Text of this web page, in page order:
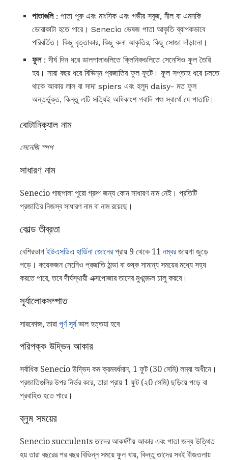
পাতাগুলি: পাতা পুরু এবং মাংসিক এবং গভীর সবুজ, নীল বা এমনকি
ডোরাকাটা হতে পারে। Senecio ভেষজ পাতা আকৃতি ব্যাপকভাবে
পরিবর্তিত। কিছু বৃত্তাকার, কিছু কলা আকৃতির, কিছু সোজা দাঁড়ানো।
ফুল: দীর্ঘ দিন ধরে ডালপালাগুলিতে ক্লিনিকগুলিতে সেনেসিও ফুল তৈরি
হয়। সারা বছর ধরে বিভিন্ন প্রজাতির ফুল ফুটে। ফুল সপ্তাহ ধরে চলতে
থাকে আকার লাল বা সাদা spiers এবং হলুদ daisy- মত ফুল
অন্তর্ভুক্ত, কিন্তু এটি সত্যিই অধিকাংশ গবাদি পশু স্বার্থে যে পাতাটি।
বোটানিক্যাল নাম
সেনেজি স্পপ
সাধারণ নাম
Senecio গাছপালা পুরো গ্রুপ জন্য কোন সাধারণ নাম নেই। প্রতিটি
প্রজাতির নিজস্ব সাধারণ নাম বা নাম রয়েছে।
কোল্ড তীব্রতা
বেশিরভাগইউএসডিএ হার্ডিনা জোনেরপ্রায় 9 থেকে 11 নম্বরজায়গা জুড়ে
পড়ে। কয়েকজন সেনেিও প্রজাতি ঠান্ডা বা শুষ্ক সামান্য সময়ের মধ্যে সহ্য
করতে পারে, তবে দীর্ঘস্থায়ী এক্সপোজার তাদের মুখমন্ডল চালু করবে।
সূর্যালোকসম্পাত
সারকোজ, তারা পূর্ণ সূর্যভাল হত্তয়া হবে
পরিপক্ক উদ্ভিদ আকার
সর্বাধিক Senecio উদ্ভিদ কম ক্রমবর্ধমান, 1 ফুট (30 সেমি) লম্বা অধীনে।
প্রজাতিগুলির উপর নির্ভর করে, তারা প্রায় 1 ফুট (২0 সেমি) ছড়িয়ে পড়ে বা
প্রবাহিত হতে পারে।
ব্লুম সময়ের
Senecio succulents তাদের আকর্ষণীয় আকার এবং পাতা জন্য উত্থিত
হয় তারা বছরের পর বছর বিভিন্ন সময়ে ফুল খায়, কিন্তু তাদের সবই বীজতলায়